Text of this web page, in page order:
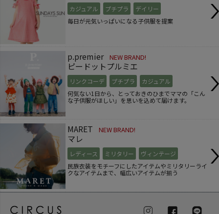
カジュアル プチプラ
デイリー
毎日が元気いっぱいになる子供服を提案
p.premier NEW BRAND!
ピードットプルミエ
リンクコーデ プチプラ
カジュアル
何気ない1日から、とっておきのひまでママの「こん
な子供服がほしい」を思いを込めて届けます。
MARET NEW BRAND!
マレ
レディース ミリタリー
ヴィンテージ
民族衣装をモチーフにしたアイテムやミリタリーライ
クなアイテムまで、幅広いアイテムが揃う